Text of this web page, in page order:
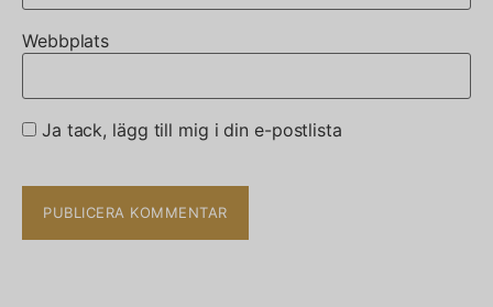
Webbplats
Ja tack, lägg till mig i din e-postlista